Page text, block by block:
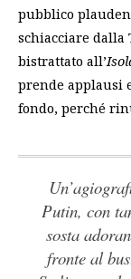
pubblico
schiacciare dalla
bistrattato all’
prende applausi
fondo, perché
un’agiografia di
Putin, con
sosta
fronte al